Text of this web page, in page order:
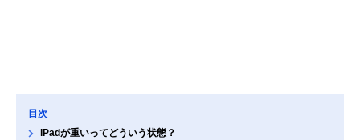
目次
iPadが重いってどういう状態？